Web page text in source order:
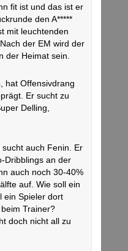
fit ist und das ist er
den A*****
mit leuchtenden
der EM wird der
der Heimat sein.
hat Offensivdrang
Er sucht zu
Delling,
auch Fenin. Er
Dribblings an der
auch noch 30-40%
auf. Wie soll ein
ein Spieler dort
Trainer?
doch nicht all zu